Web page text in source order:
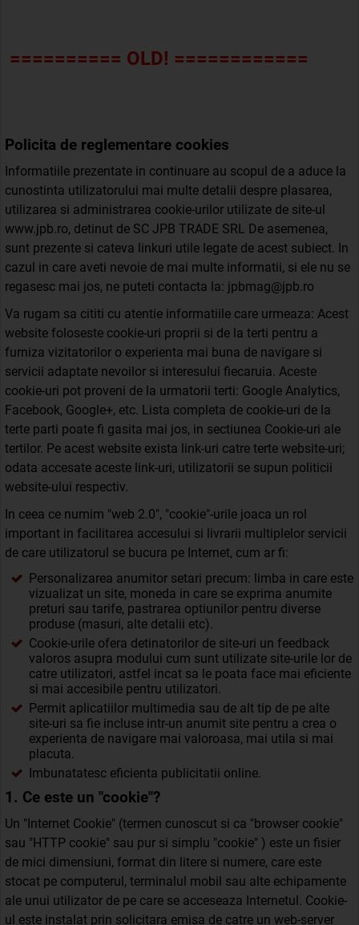
========== OLD! ============
Policita de reglementare cookies
Informatiile prezentate in continuare au scopul de a aduce la
cunostinta utilizatorului mai multe detalii despre plasarea,
utilizarea si administrarea cookie-urilor utilizate de site-ul
www.jpb.ro, detinut de SC JPB TRADE SRL De asemenea,
sunt prezente si cateva linkuri utile legate de acest subiect. In
cazul in care aveti nevoie de mai multe informatii, si ele nu se
regasesc mai jos, ne puteti contacta la: jpbmag@jpb.ro
Va rugam sa cititi cu atentie informatiile care urmeaza: Acest
website foloseste cookie-uri proprii si de la terti pentru a
furniza vizitatorilor o experienta mai buna de navigare si
servicii adaptate nevoilor si interesului fiecaruia. Aceste
cookie-uri pot proveni de la urmatorii terti: Google Analytics,
Facebook, Google+, etc. Lista completa de cookie-uri de la
terte parti poate fi gasita mai jos, in sectiunea Cookie-uri ale
tertilor. Pe acest website exista link-uri catre terte website-uri;
odata accesate aceste link-uri, utilizatorii se supun politicii
website-ului respectiv.
In ceea ce numim "web 2.0", "cookie"-urile joaca un rol
important in facilitarea accesului si livrarii multiplelor servicii
de care utilizatorul se bucura pe Internet, cum ar fi:
Personalizarea anumitor setari precum: limba in care este
vizualizat un site, moneda in care se exprima anumite
preturi sau tarife, pastrarea optiunilor pentru diverse
produse (masuri, alte detalii etc).
Cookie-urile ofera detinatorilor de site-uri un feedback
valoros asupra modului cum sunt utilizate site-urile lor de
catre utilizatori, astfel incat sa le poata face mai eficiente
si mai accesibile pentru utilizatori.
Permit aplicatiilor multimedia sau de alt tip de pe alte
site-uri sa fie incluse intr-un anumit site pentru a crea o
experienta de navigare mai valoroasa, mai utila si mai
placuta.
Imbunatatesc eficienta publicitatii online.
1. Ce este un "cookie"?
Un "Internet Cookie" (termen cunoscut si ca "browser cookie"
sau "HTTP cookie" sau pur si simplu "cookie" ) este un fisier
de mici dimensiuni, format din litere si numere, care este
stocat pe computerul, terminalul mobil sau alte echipamente
ale unui utilizator de pe care se acceseaza Internetul. Cookie-
ul este instalat prin solicitara emisa de catre un web-server